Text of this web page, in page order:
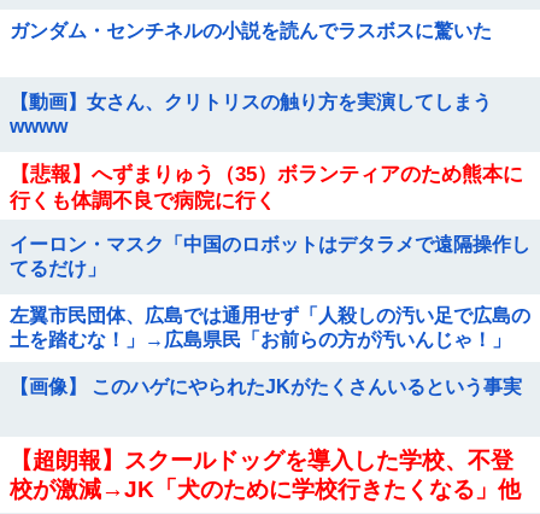
ガンダム・センチネルの小説を読んでラスボスに驚いた
【動画】女さん、クリトリスの触り方を実演してしまう
wwww
【悲報】へずまりゅう（35）ボランティアのため熊本に
行くも体調不良で病院に行く
イーロン・マスク「中国のロボットはデタラメで遠隔操作し
てるだけ」
左翼市民団体、広島では通用せず「人殺しの汚い足で広島の
土を踏むな！」→広島県民「お前らの方が汚いんじゃ！」
【画像】 このハゲにやられたJKがたくさんいるという事実
【超朗報】スクールドッグを導入した学校、不登
校が激減→JK「犬のために学校行きたくなる」他